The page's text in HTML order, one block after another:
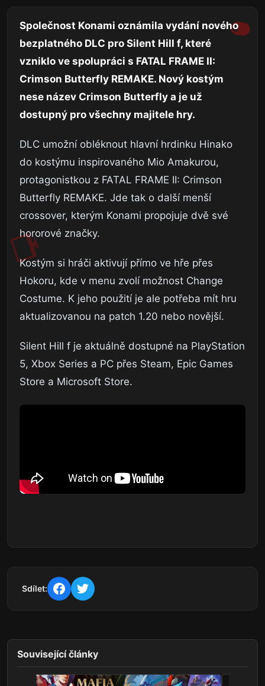
Společnost Konami oznámila vydání nového
bezplatného DLC pro Silent Hill f, které
vzniklo ve spolupráci s FATAL FRAME II:
Crimson Butterfly REMAKE. Nový kostým
nese název Crimson Butterfly a je už
dostupný pro všechny majitele hry.
DLC umožní obléknout hlavní hrdinku Hinako
do kostýmu inspirovaného Mio Amakurou,
protagonistkou z FATAL FRAME II: Crimson
Butterfly REMAKE. Jde tak o další menší
crossover, kterým Konami propojuje dvě své
hororové značky.
Kostým si hráči aktivují přímo ve hře přes
Hokoru, kde v menu zvolí možnost Change
Costume. K jeho použití je ale potřeba mít hru
aktualizovanou na patch 1.20 nebo novější.
Silent Hill f je aktuálně dostupné na PlayStation
5, Xbox Series a PC přes Steam, Epic Games
Store a Microsoft Store.
Sdílet:
Související články